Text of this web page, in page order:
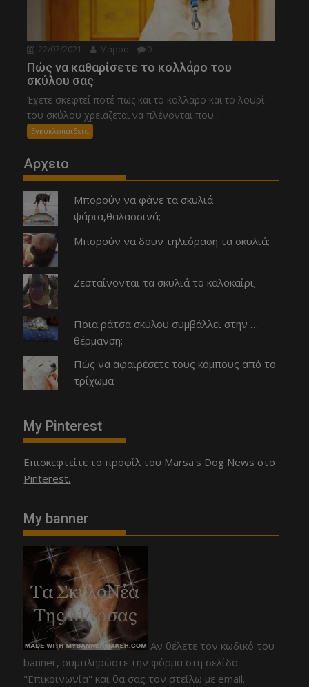
22/07/2021 Μάρσα 0
Πώς να καθαρίσετε το κολλάρο του
σκύλου σας
Έχετε σκεφτεί ποτέ πως και το κολλάρο και το λουρί
του σκύλου χρειάζεται να πλένονται που...
Εγκυκλοπαιδεια
Αρχειο
Μπορούν να φάνε τα σκυλιά
ψάρια,θαλασσινά;
Μπορούν να δουν τηλεόραση τα σκυλιά;
Ζεσταίνονται τα σκυλιά το καλοκαίρι;
Ποια ράτσα σκύλου συμβάλλει στην …
θέρμανση;
Πώς να αφαιρέσετε τους κόμπους από το
τρίχωμα
My Pinterest
Επισκεφτείτε το προφίλ του Marsa's Dog News στο
Pinterest.
My banner
Αν θέλετε τον κωδικό του
banner, συμπληρώστε την φόρμα στη σελίδα
"Επικοινωνία" και θα σας τον στείλω με email.